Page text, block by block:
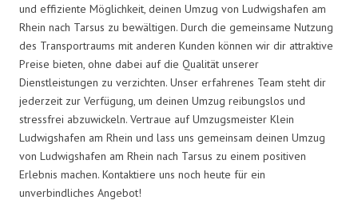
und effiziente Möglichkeit, deinen Umzug von Ludwigshafen am
Rhein nach Tarsus zu bewältigen. Durch die gemeinsame Nutzung
des Transportraums mit anderen Kunden können wir dir attraktive
Preise bieten, ohne dabei auf die Qualität unserer
Dienstleistungen zu verzichten. Unser erfahrenes Team steht dir
jederzeit zur Verfügung, um deinen Umzug reibungslos und
stressfrei abzuwickeln. Vertraue auf Umzugsmeister Klein
Ludwigshafen am Rhein und lass uns gemeinsam deinen Umzug
von Ludwigshafen am Rhein nach Tarsus zu einem positiven
Erlebnis machen. Kontaktiere uns noch heute für ein
unverbindliches Angebot!